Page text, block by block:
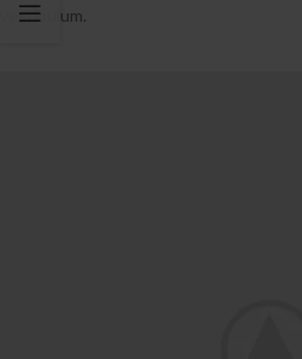
vestibulum.